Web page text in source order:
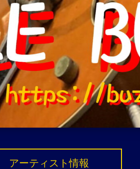
アーティスト情報